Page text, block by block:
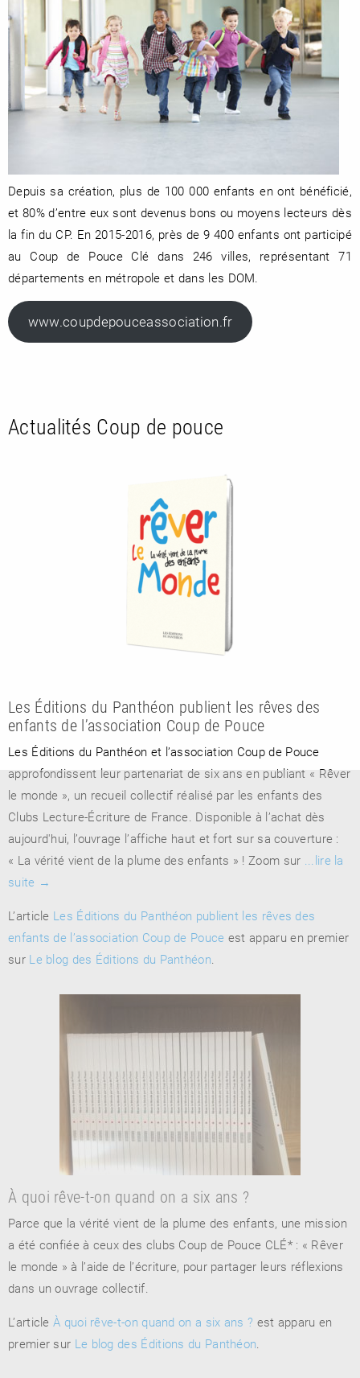
Depuis sa création, plus de 100 000 enfants en ont bénéficié,
et 80% d’entre eux sont devenus bons ou moyens lecteurs dès
la fin du CP. En 2015-2016, près de 9 400 enfants ont participé
au Coup de Pouce Clé dans 246 villes, représentant 71
départements en métropole et dans les DOM.
www.coupdepouceassociation.fr
Actualités Coup de pouce
Les Éditions du Panthéon publient les rêves des
enfants de l’association Coup de Pouce
Les Éditions du Panthéon et l’association Coup de Pouce
approfondissent leur partenariat de six ans en publiant « Rêver
le monde », un recueil collectif réalisé par les enfants des
Clubs Lecture-Écriture de France. Disponible à l’achat dès
aujourd'hui, l’ouvrage l’affiche haut et fort sur sa couverture :
« La vérité vient de la plume des enfants » ! Zoom sur
...lire la
suite →
L’article Les Éditions du Panthéon publient les rêves des
enfants de l’association Coup de Pouce est apparu en premier
sur Le blog des Éditions du Panthéon.
À quoi rêve-t-on quand on a six ans ?
Parce que la vérité vient de la plume des enfants, une mission
a été confiée à ceux des clubs Coup de Pouce CLÉ* : « Rêver
le monde » à l’aide de l’écriture, pour partager leurs réflexions
dans un ouvrage collectif.
L’articleÀ quoi rêve-t-on quand on a six ans ? est apparu en
premier sur Le blog des Éditions du Panthéon